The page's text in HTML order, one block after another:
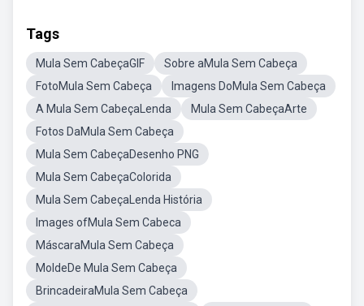
Tags
Mula Sem CabeçaGIF
Sobre aMula Sem Cabeça
FotoMula Sem Cabeça
Imagens DoMula Sem Cabeça
A Mula Sem CabeçaLenda
Mula Sem CabeçaArte
Fotos DaMula Sem Cabeça
Mula Sem CabeçaDesenho PNG
Mula Sem CabeçaColorida
Mula Sem CabeçaLenda História
Images ofMula Sem Cabeca
MáscaraMula Sem Cabeça
MoldeDe Mula Sem Cabeça
BrincadeiraMula Sem Cabeça